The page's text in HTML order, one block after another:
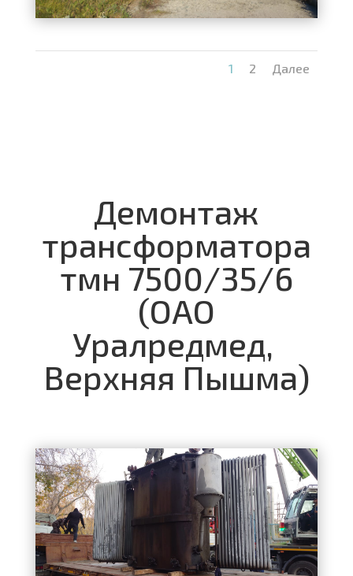
1 2 Далее
Демонтаж
трансформатора
тмн 7500/35/6
(ОАО
Уралредмед,
Верхняя Пышма)